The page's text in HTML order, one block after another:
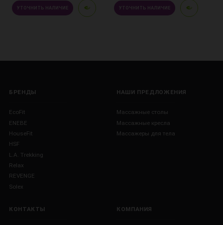
УТОЧНИТЬ НАЛИЧИЕ УТОЧНИТЬ НАЛИЧИЕ
БРЕНДЫ
EcoFit
ENEBE
HouseFit
HSF
L.A. Trekking
Relax
REVENGE
Solex
НАШИ ПРЕДЛОЖЕНИЯ
Массажные столы
Массажные кресла
Массажеры для тела
КОНТАКТЫ КОМПАНИЯ